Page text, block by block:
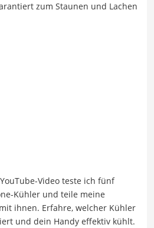
zum Staunen und Lachen
Video teste ich fünf
Kühler und teile meine
ihnen. Erfahre, welcher Kühler
und dein Handy effektiv kühlt.